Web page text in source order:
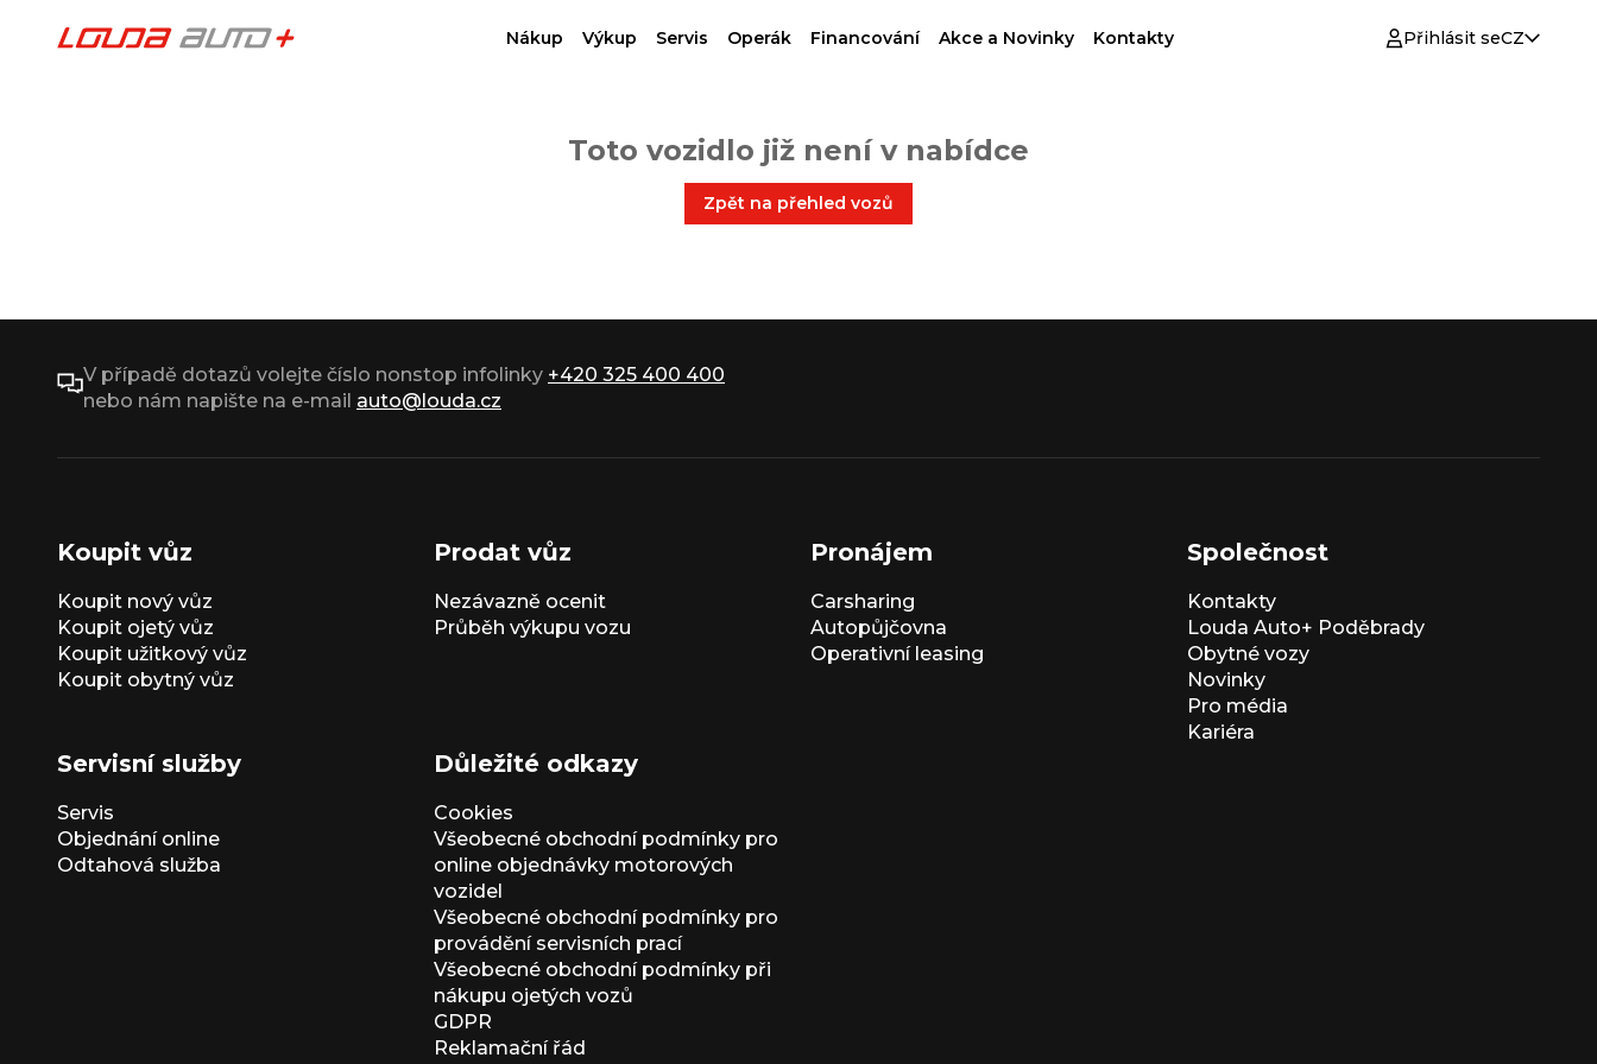
Nákup Výkup Servis Operák Financování Akce a Novinky Kontakty Přihlásit seCZ
Toto vozidlo již není v nabídce
Zpět na přehled vozů
V případě dotazů volejte číslo nonstop infolinky +420 325 400 400
nebo nám napište na e-mail auto@louda.cz
Koupit vůz
Koupit nový vůz
Koupit ojetý vůz
Koupit užitkový vůz
Koupit obytný vůz
Prodat vůz
Nezávazně ocenit
Průběh výkupu vozu
Pronájem
Carsharing
Autopůjčovna
Operativní leasing
Společnost
Kontakty
Louda Auto+ Poděbrady
Obytné vozy
Novinky
Pro média
Kariéra
Servisní služby
Servis
Objednání online
Odtahová služba
Důležité odkazy
Cookies
Všeobecné obchodní podmínky pro
online objednávky motorových
vozidel
Všeobecné obchodní podmínky pro
provádění servisních prací
Všeobecné obchodní podmínky při
nákupu ojetých vozů
GDPR
Reklamační řád